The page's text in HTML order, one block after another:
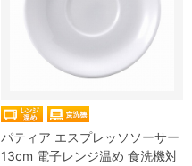
パティア エスプレッソソーサー
13cm 電子レンジ温め 食洗機対